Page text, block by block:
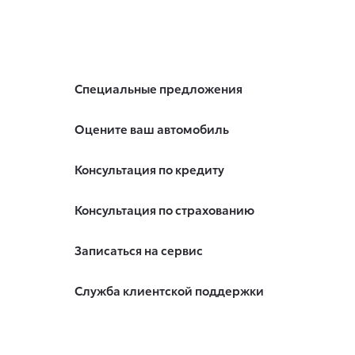
Специальные предложения
Оцените ваш автомобиль
Консультация по кредиту
Консультация по страхованию
Записаться на сервис
Служба клиентской поддержки